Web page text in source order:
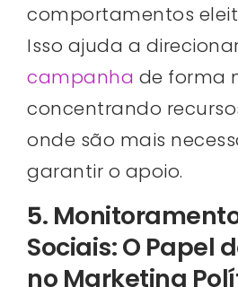
comportamentos
Isso ajuda a
campanha de forma
concentrando
onde são mais
garantir o apoio.
5.
Sociais: O Papel
no Marketing